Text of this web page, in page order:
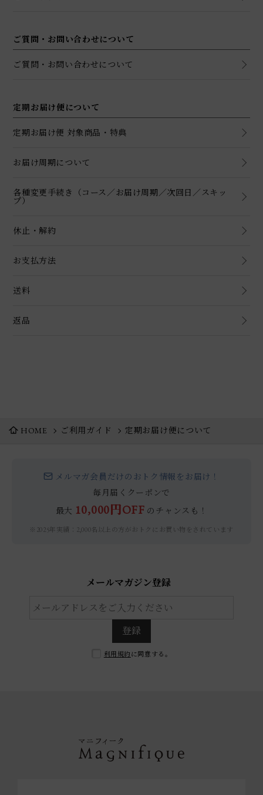
ご質問・お問い合わせについて
ご質問・お問い合わせについて
定期お届け便について
定期お届け便 対象商品・特典
お届け周期について
各種変更手続き（コース／お届け周期／次回日／スキッ
プ）
休止・解約
お支払方法
送料
返品
HOME ご利用ガイド 定期お届け便について
メルマガ会員だけのおトク情報をお届け！
毎月届くクーポンで
最大 10,000円OFF のチャンスも！
※2025年実績：2,000名以上の方がおトクにお買い物をされています
メールマガジン登録
登録
利用規約 に同意する。